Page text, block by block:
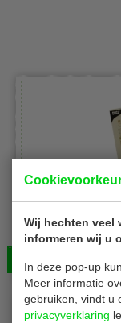
Wij hechten veel
informeren wij u
In deze pop-up
Meer informatie
gebruiken, vindt u
privacyverklaring
Conpax
Wegwerp
stuks